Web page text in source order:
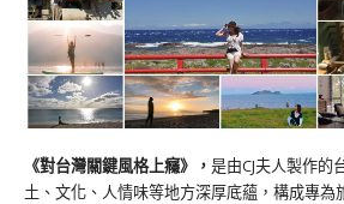
《對台灣關鍵風格上癮》 ， 是由CJ夫人製作的
土、文化、人情味等地方深厚底蘊，構成專為